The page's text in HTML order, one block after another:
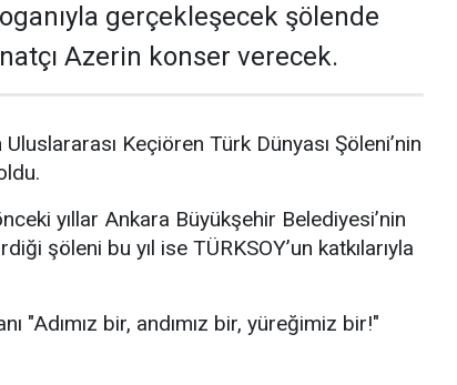
gerçekleşecek şölende
Azerin konser verecek.
Keçiören Türk Dünyası Şöleni’nin
yıllar Ankara Büyükşehir Belediyesi’nin
şöleni bu yıl ise TÜRKSOY’un katkılarıyla
"Adımız bir, andımız bir, yüreğimiz bir!"